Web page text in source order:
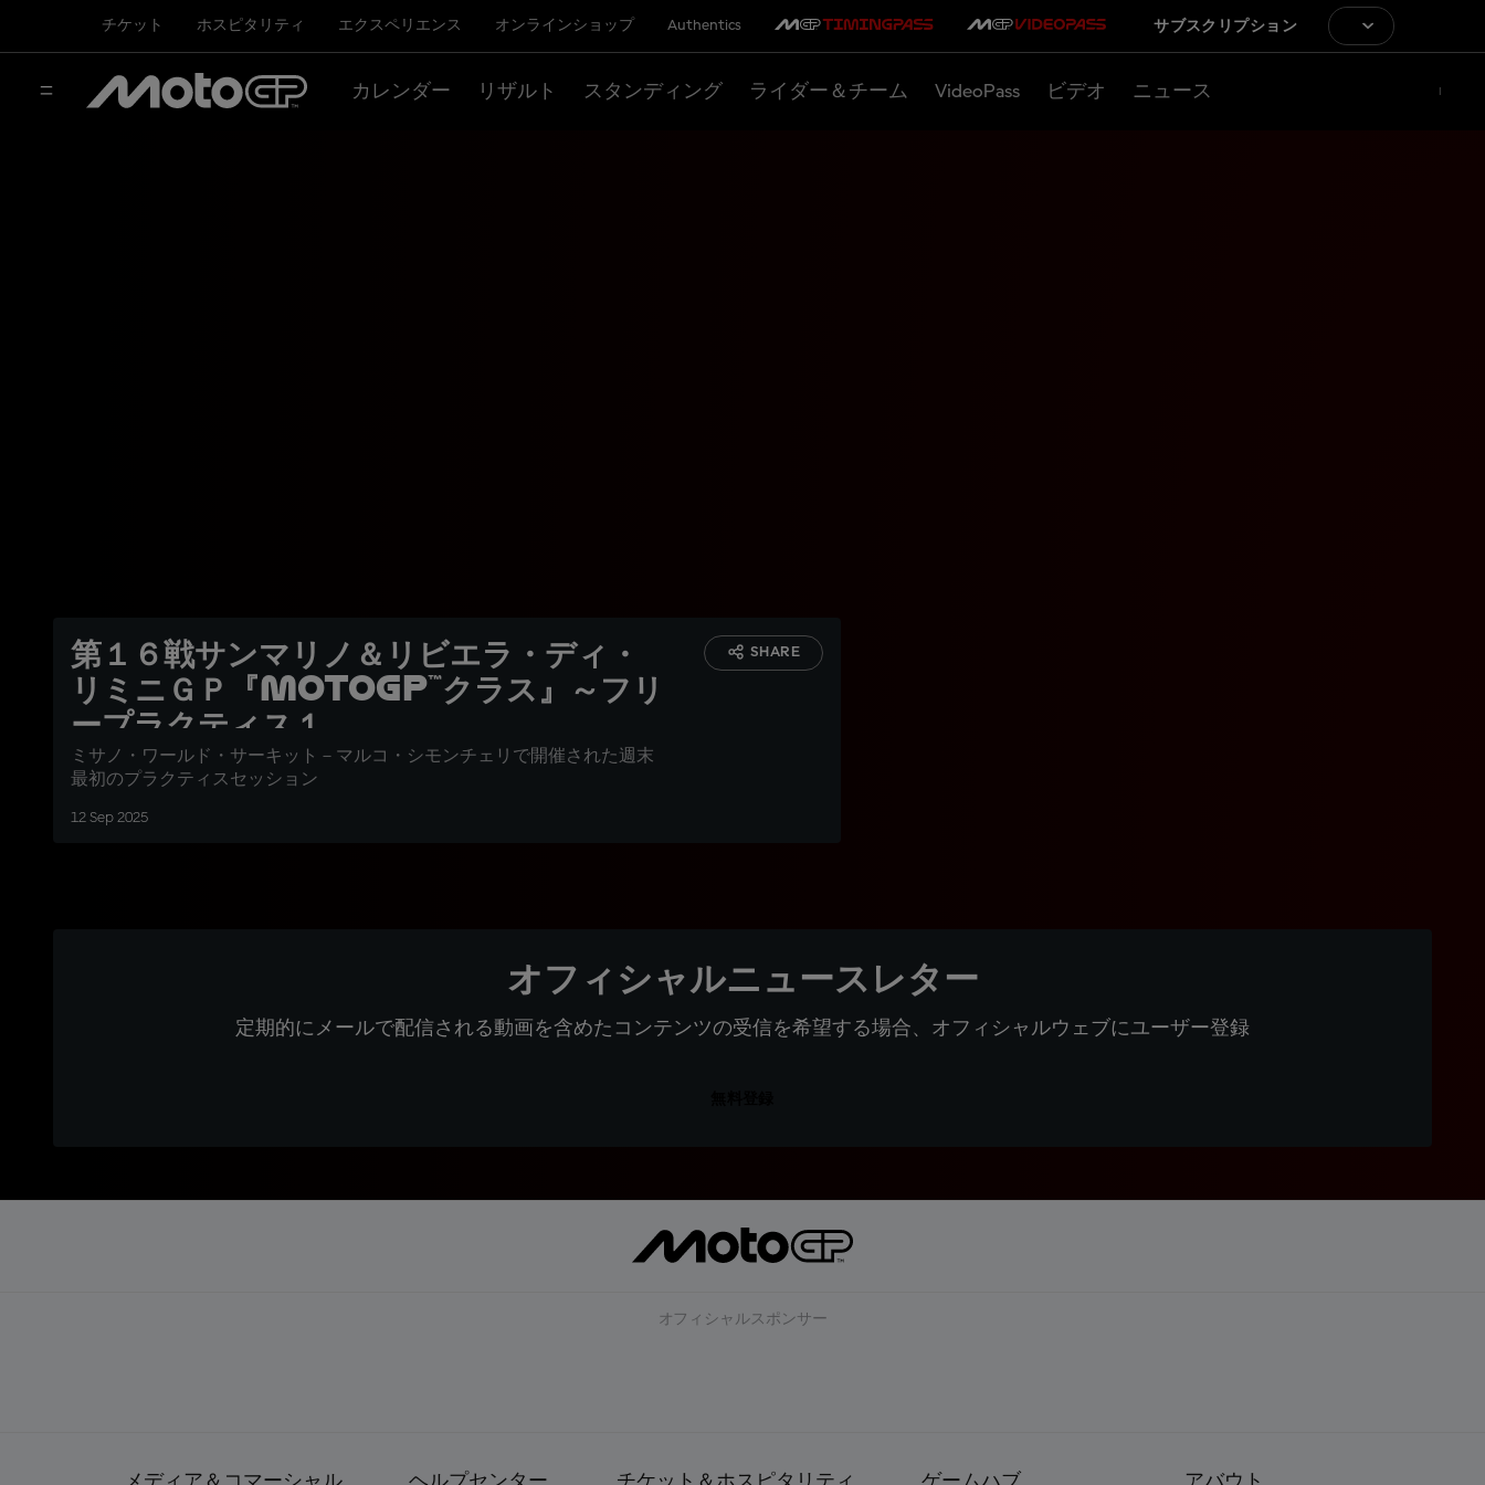
チケット ホスピタリティ エクスペリエンス オンラインショップ Authentics サブスクリプション
カレンダー リザルト スタンディング ライダー＆チーム VideoPass ビデオ ニュース
第１６戦サンマリノ＆リビエラ・ディ・
リミニＧＰ『MotoGP™クラス』～フリ
ープラクティス１
ミサノ・ワールド・サーキット－マルコ・シモンチェリで開催された週末
最初のプラクティスセッション
12 Sep 2025
SHARE
オフィシャルニュースレター
定期的にメールで配信される動画を含めたコンテンツの受信を希望する場合、オフィシャルウェブにユーザー登録
オフィシャルスポンサー